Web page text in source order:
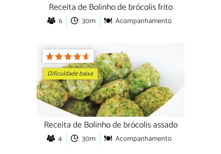
Receita de Bolinho de brócolis frito
6 30m Acompanhamento
Dificuldade baixa
Receita de Bolinho de brócolis assado
4 30m Acompanhamento